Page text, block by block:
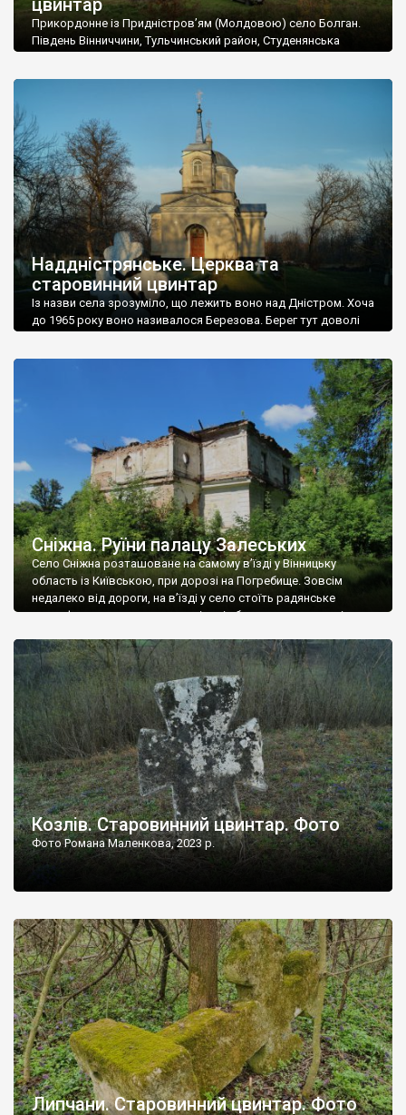
цвинтар
Прикордонне із Придністров’ям (Молдовою) село Болган.
Південь Вінниччини, Тульчинський район, Студенянська
старовинний цвинтар із кам’яними хрестами. Всі епітафії, які
збереглися, написані кирилицею, церковнослов’янською
мовою. За всіма традиційними ознаками – цвинтар
український. Хрести датуються 19 століттям. У 1924-1940
роках Болган […]
Наддністрянське. Церква та
старовинний цвинтар
Із назви села зрозуміло, що лежить воно над Дністром. Хоча
до 1965 року воно називалося Березова. Берег тут доволі
Наддністрянське відрізняється від більшості навколишніх
сіл. У селі є мурована Михайлівська церква. Точної дати […]
Сніжна. Руїни палацу Залеських
Село Сніжна розташоване на самому в’їзді у Вінницьку
область із Київською, при дорозі на Погребище. Зовсім
недалеко від дороги, на в’їзді у село стоїть радянське
рельєфне пано, яке показує жінку і яблуню, а трохи далі, десь
не видно, але видно дві стареньких колії у траві – […]
Козлів. Старовинний цвинтар. Фото
Фото Романа Маленкова, 2023 р.
Липчани. Старовинний цвинтар. Фото